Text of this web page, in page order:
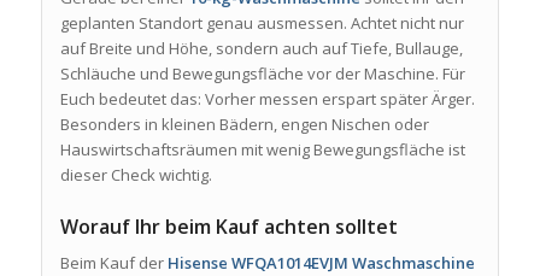
geplanten Standort genau ausmessen. Achtet nicht nur
auf Breite und Höhe, sondern auch auf Tiefe, Bullauge,
Schläuche und Bewegungsfläche vor der Maschine. Für
Euch bedeutet das: Vorher messen erspart später Ärger.
Besonders in kleinen Bädern, engen Nischen oder
Hauswirtschaftsräumen mit wenig Bewegungsfläche ist
dieser Check wichtig.
Worauf Ihr beim Kauf achten solltet
Beim Kauf der Hisense WFQA1014EVJM Waschmaschine